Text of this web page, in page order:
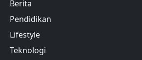
Berita
Pendidikan
Lifestyle
Teknologi